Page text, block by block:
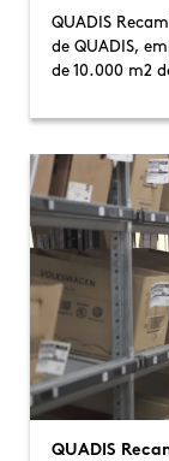
QUADIS
de QUADIS,
de 10.000 m2
QUADIS